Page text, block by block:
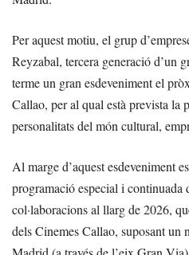
Per aquest motiu, el grup
Reyzabal, tercera generació d’un
terme un gran esdeveniment el
Callao, per al qual està prevista la
personalitats del món cultural,
Al marge d’aquest esdeveniment
programació especial i continuada
col·laboracions al llarg de 2026,
dels Cinemes Callao, suposant un